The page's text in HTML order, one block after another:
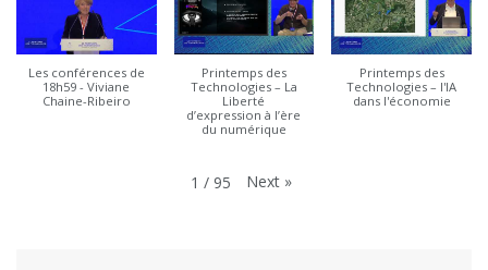
Les conférences de
18h59 - Viviane
Chaine-Ribeiro
Printemps des
Technologies – La
Liberté
d’expression à l’ère
du numérique
Printemps des
Technologies – l'IA
dans l'économie
1 / 95 Next »